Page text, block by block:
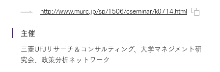
http://www.murc.jp/sp/1506/cseminar/k0714.html
主催
三菱UFJリサーチ＆コンサルティング、大学マネジメント研
究会、政策分析ネットワーク